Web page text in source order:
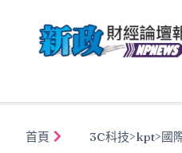
首頁 3C科技>kpt>國